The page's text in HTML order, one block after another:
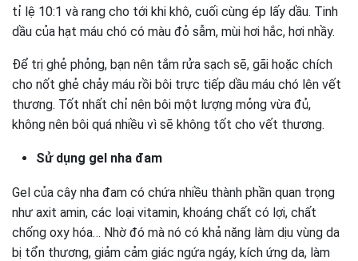
tỉ lệ 10:1 và rang cho tới khi khô, cuối cùng ép lấy dầu. Tinh
dầu của hạt máu chó có màu đỏ sẫm, mùi hơi hắc, hơi nhầy.
Để trị ghẻ phỏng, bạn nên tắm rửa sạch sẽ, gãi hoặc chích
cho nốt ghẻ chảy máu rồi bôi trực tiếp dầu máu chó lên vết
thương. Tốt nhất chỉ nên bôi một lượng mỏng vừa đủ,
không nên bôi quá nhiều vì sẽ không tốt cho vết thương.
Sử dụng gel nha đam
Gel của cây nha đam có chứa nhiều thành phần quan trọng
như axit amin, các loại vitamin, khoáng chất có lợi, chất
chống oxy hóa… Nhờ đó mà nó có khả năng làm dịu vùng da
bị tổn thương, giảm cảm giác ngứa ngáy, kích ứng da, làm